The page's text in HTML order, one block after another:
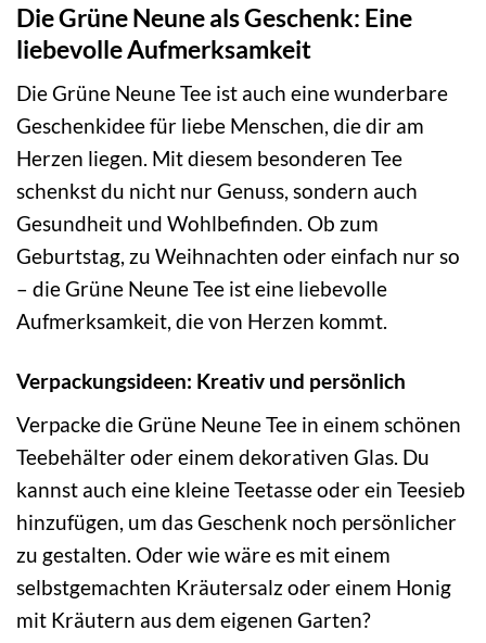
Die Grüne Neune als Geschenk: Eine
liebevolle Aufmerksamkeit
Die Grüne Neune Tee ist auch eine wunderbare
Geschenkidee für liebe Menschen, die dir am
Herzen liegen. Mit diesem besonderen Tee
schenkst du nicht nur Genuss, sondern auch
Gesundheit und Wohlbefinden. Ob zum
Geburtstag, zu Weihnachten oder einfach nur so
– die Grüne Neune Tee ist eine liebevolle
Aufmerksamkeit, die von Herzen kommt.
Verpackungsideen: Kreativ und persönlich
Verpacke die Grüne Neune Tee in einem schönen
Teebehälter oder einem dekorativen Glas. Du
kannst auch eine kleine Teetasse oder ein Teesieb
hinzufügen, um das Geschenk noch persönlicher
zu gestalten. Oder wie wäre es mit einem
selbstgemachten Kräutersalz oder einem Honig
mit Kräutern aus dem eigenen Garten?